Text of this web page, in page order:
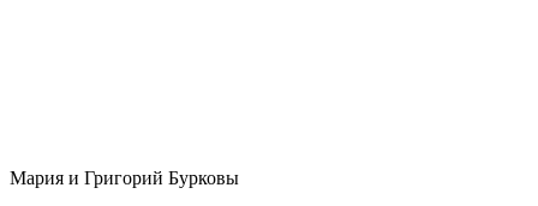
Мария и Григорий Бурковы